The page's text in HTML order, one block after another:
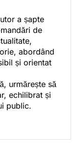
a șapte
de
abordând
și orientat
urmărește să
echilibrat și
public.